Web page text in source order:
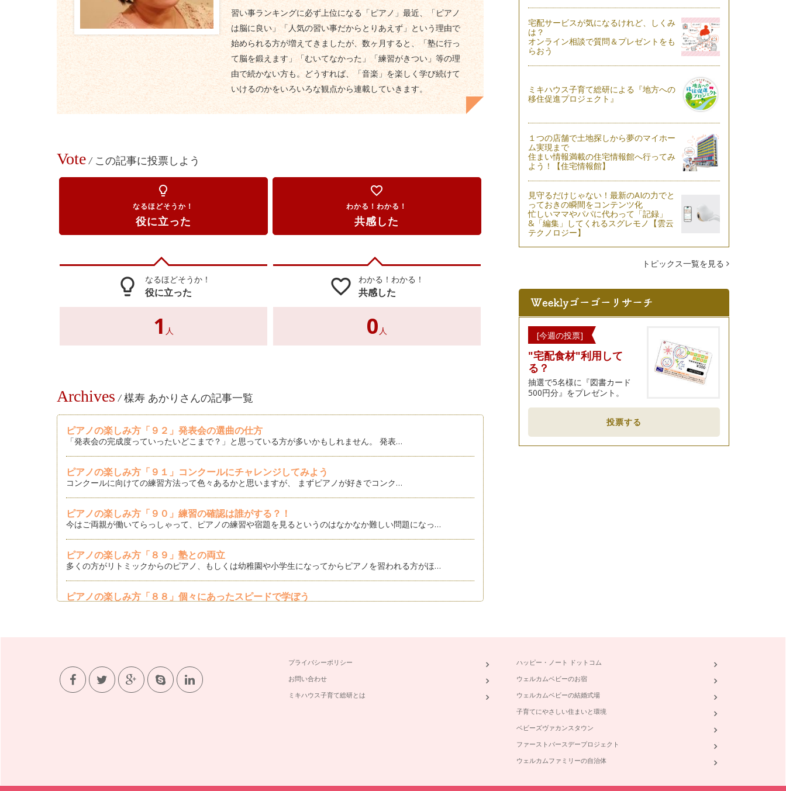
習い事ランキングに必ず上位になる「ピアノ」最近、「ピアノ
は脳に良い」「人気の習い事だからとりあえず」という理由で
始められる方が増えてきましたが、数ヶ月すると、「塾に行っ
て脳を鍛えます」「むいてなかった」「練習がきつい」等の理
由で続かない方も。どうすれば、「音楽」を楽しく学び続けて
いけるのかをいろいろな観点から連載していきます。
Vote / この記事に投票しよう
lightbulb_outline
なるほどそうか！
役に立った
favorite_border
わかる！わかる！
共感した
lightbulb_outline なるほどそうか！
役に立った
1 人
favorite_border わかる！わかる！
共感した
0 人
Archives / 楳寿 あかりさんの記事一覧
ピアノの楽しみ方「９２」発表会の選曲の仕方
「発表会の完成度っていったいどこまで？」と思っている方が多いかもしれません。 発表…
ピアノの楽しみ方「９１」コンクールにチャレンジしてみよう
コンクールに向けての練習方法って色々あるかと思いますが、 まずピアノが好きでコンク…
ピアノの楽しみ方「９０」練習の確認は誰がする？！
今はご両親が働いてらっしゃって、ピアノの練習や宿題を見るというのはなかなか難しい問題になっ…
ピアノの楽しみ方「８９」塾との両立
多くの方がリトミックからのピアノ、もしくは幼稚園や小学生になってからピアノを習われる方がほ…
ピアノの楽しみ方「８８」個々にあったスピードで学ぼう
ピアノの楽しみ方「８６」練習に寄り添う心得５カ条
ピアノをお子様にさせて「ピアノを習っているけど全然家で練習しないの、続けさせるか迷う」とい…
宅配サービスが気になるけれど、しくみ
は？
オンライン相談で質問＆プレゼントをも
らおう
ミキハウス子育て総研による『地方への
移住促進プロジェクト』
１つの店舗で土地探しから夢のマイホー
ム実現まで
住まい情報満載の住宅情報館へ行ってみ
よう！【住宅情報館】
見守るだけじゃない！最新のAIの力でと
っておきの瞬間をコンテンツ化
忙しいママやパパに代わって「記録」
&「編集」してくれるスグレモノ【雲云
テクノロジー】
トピックス一覧を見る
[今週の投票]
"宅配食材"利用して
る？
抽選で5名様に『図書カード
500円分』をプレゼント。
投票する
プライバシーポリシー
お問い合わせ
ミキハウス子育て総研とは
ハッピー・ノート ドットコム
ウェルカムベビーのお宿
ウェルカムベビーの結婚式場
子育てにやさしい住まいと環境
ベビーズヴァカンスタウン
ファーストバースデープロジェクト
ウェルカムファミリーの自治体